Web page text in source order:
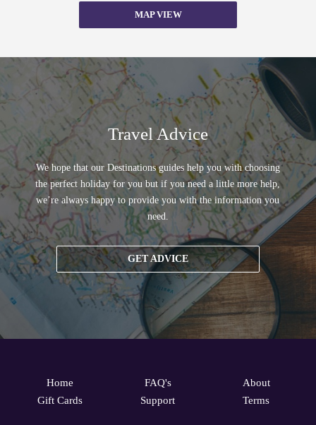
MAP VIEW
Travel Advice
We hope that our Destinations guides help you with choosing
the perfect holiday for you but if you need a little more help,
we’re always happy to provide you with the information you
need.
GET ADVICE
Home
Gift Cards
FAQ's
Support
About
Terms